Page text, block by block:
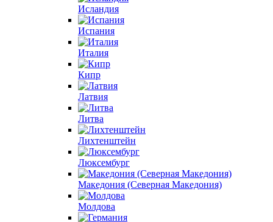
Исландия
Испания
Италия
Кипр
Латвия
Литва
Лихтенштейн
Люксембург
Македония (Северная Македония)
Молдова